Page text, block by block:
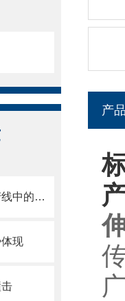
直线导轨防护罩在自动化生产线中的作用
现
产